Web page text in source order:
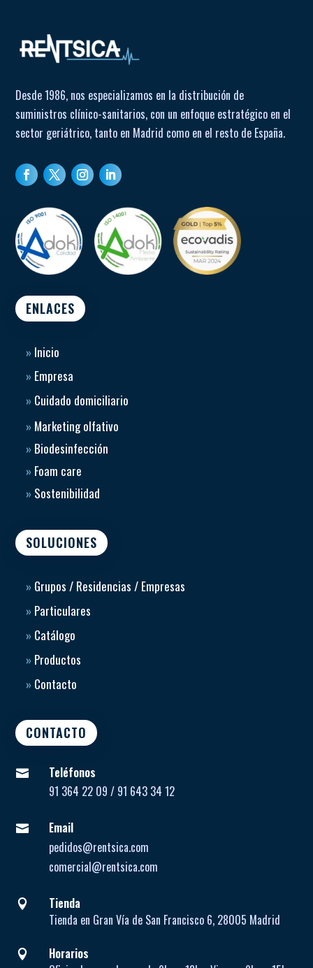
Desde 1986, nos especializamos en la distribución de
suministros clínico-sanitarios, con un enfoque estratégico en el
sector geriátrico, tanto en Madrid como en el resto de España.
ENLACES
» Inicio
» Empresa
» Cuidado domiciliario
» Marketing olfativo
» Biodesinfección
» Foam care
» Sostenibilidad
SOLUCIONES
» Grupos / Residencias / Empresas
» Particulares
» Catálogo
» Productos
» Contacto
CONTACTO

Teléfonos
91 364 22 09 / 91 643 34 12

Email
pedidos@rentsica.com
comercial@rentsica.com

Tienda
Tienda en Gran Vía de San Francisco 6, 28005 Madrid

Horarios